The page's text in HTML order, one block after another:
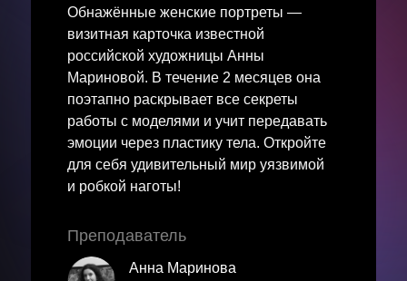
Обнажённые женские портреты —
визитная карточка известной
российской художницы Анны
Мариновой. В течение 2 месяцев она
поэтапно раскрывает все секреты
работы с моделями и учит передавать
эмоции через пластику тела. Откройте
для себя удивительный мир уязвимой
и робкой наготы!
Преподаватель
Анна Маринова